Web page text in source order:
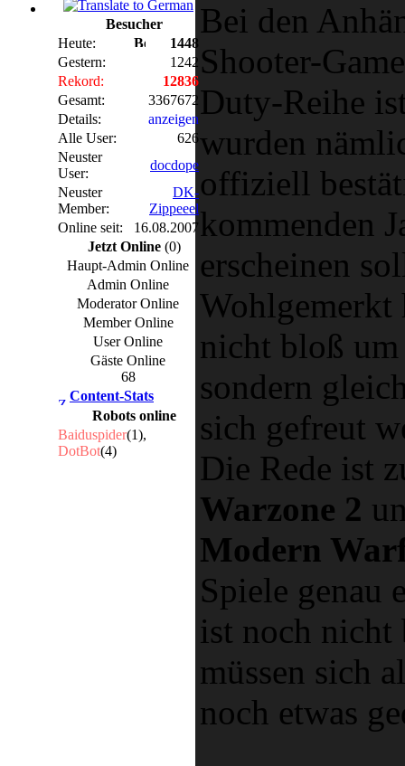
Besucher
Heute:
1448
Gestern:
1242
Rekord:
12836
Gesamt:
3367672
Details:
anzeigen
Alle User:
626
Neuster
User:
docdope
Neuster
Member:
DK-
Zippeeel
Online seit:
16.08.2007
Jetzt Online (0)
Haupt-Admin Online
Admin Online
Moderator Online
Member Online
User Online
Gäste Online
68
Content-Stats
Robots online
Baiduspider(1),
DotBot(4)
Bei den
Shooter-
Duty-Reihe
wurden
offiziell
kommenden
erscheinen
Wohlgemerkt
nicht bloß um
sondern
sich gefreut
Die Rede ist
Warzone 2
Modern
Spiele genau
ist noch nicht
müssen sich
noch etwas